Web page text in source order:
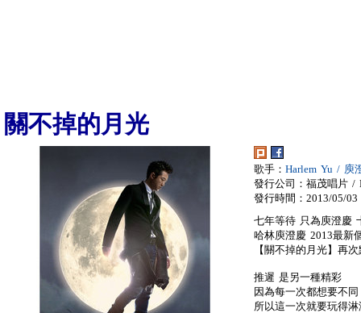
關不掉的月光
歌手： Harlem Yu / 庾
發行公司：福茂唱片 /
發行時間：2013/05/03
七年等待 只為庾澄慶
哈林庾澄慶 2013最新
【關不掉的月光】再
推遲 是另一種精彩
因為每一次都想要不同
所以這一次就要玩得